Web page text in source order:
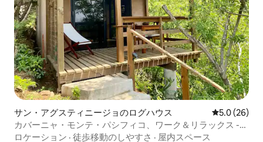
サン・アグスティニージョのログハウス レビュー26
5.0 (26)
カバーニャ・モンテ・パシフィコ、ワーク＆リラックス -
海の眺め
ロケーション · 徒歩移動のしやすさ · 屋内スペース